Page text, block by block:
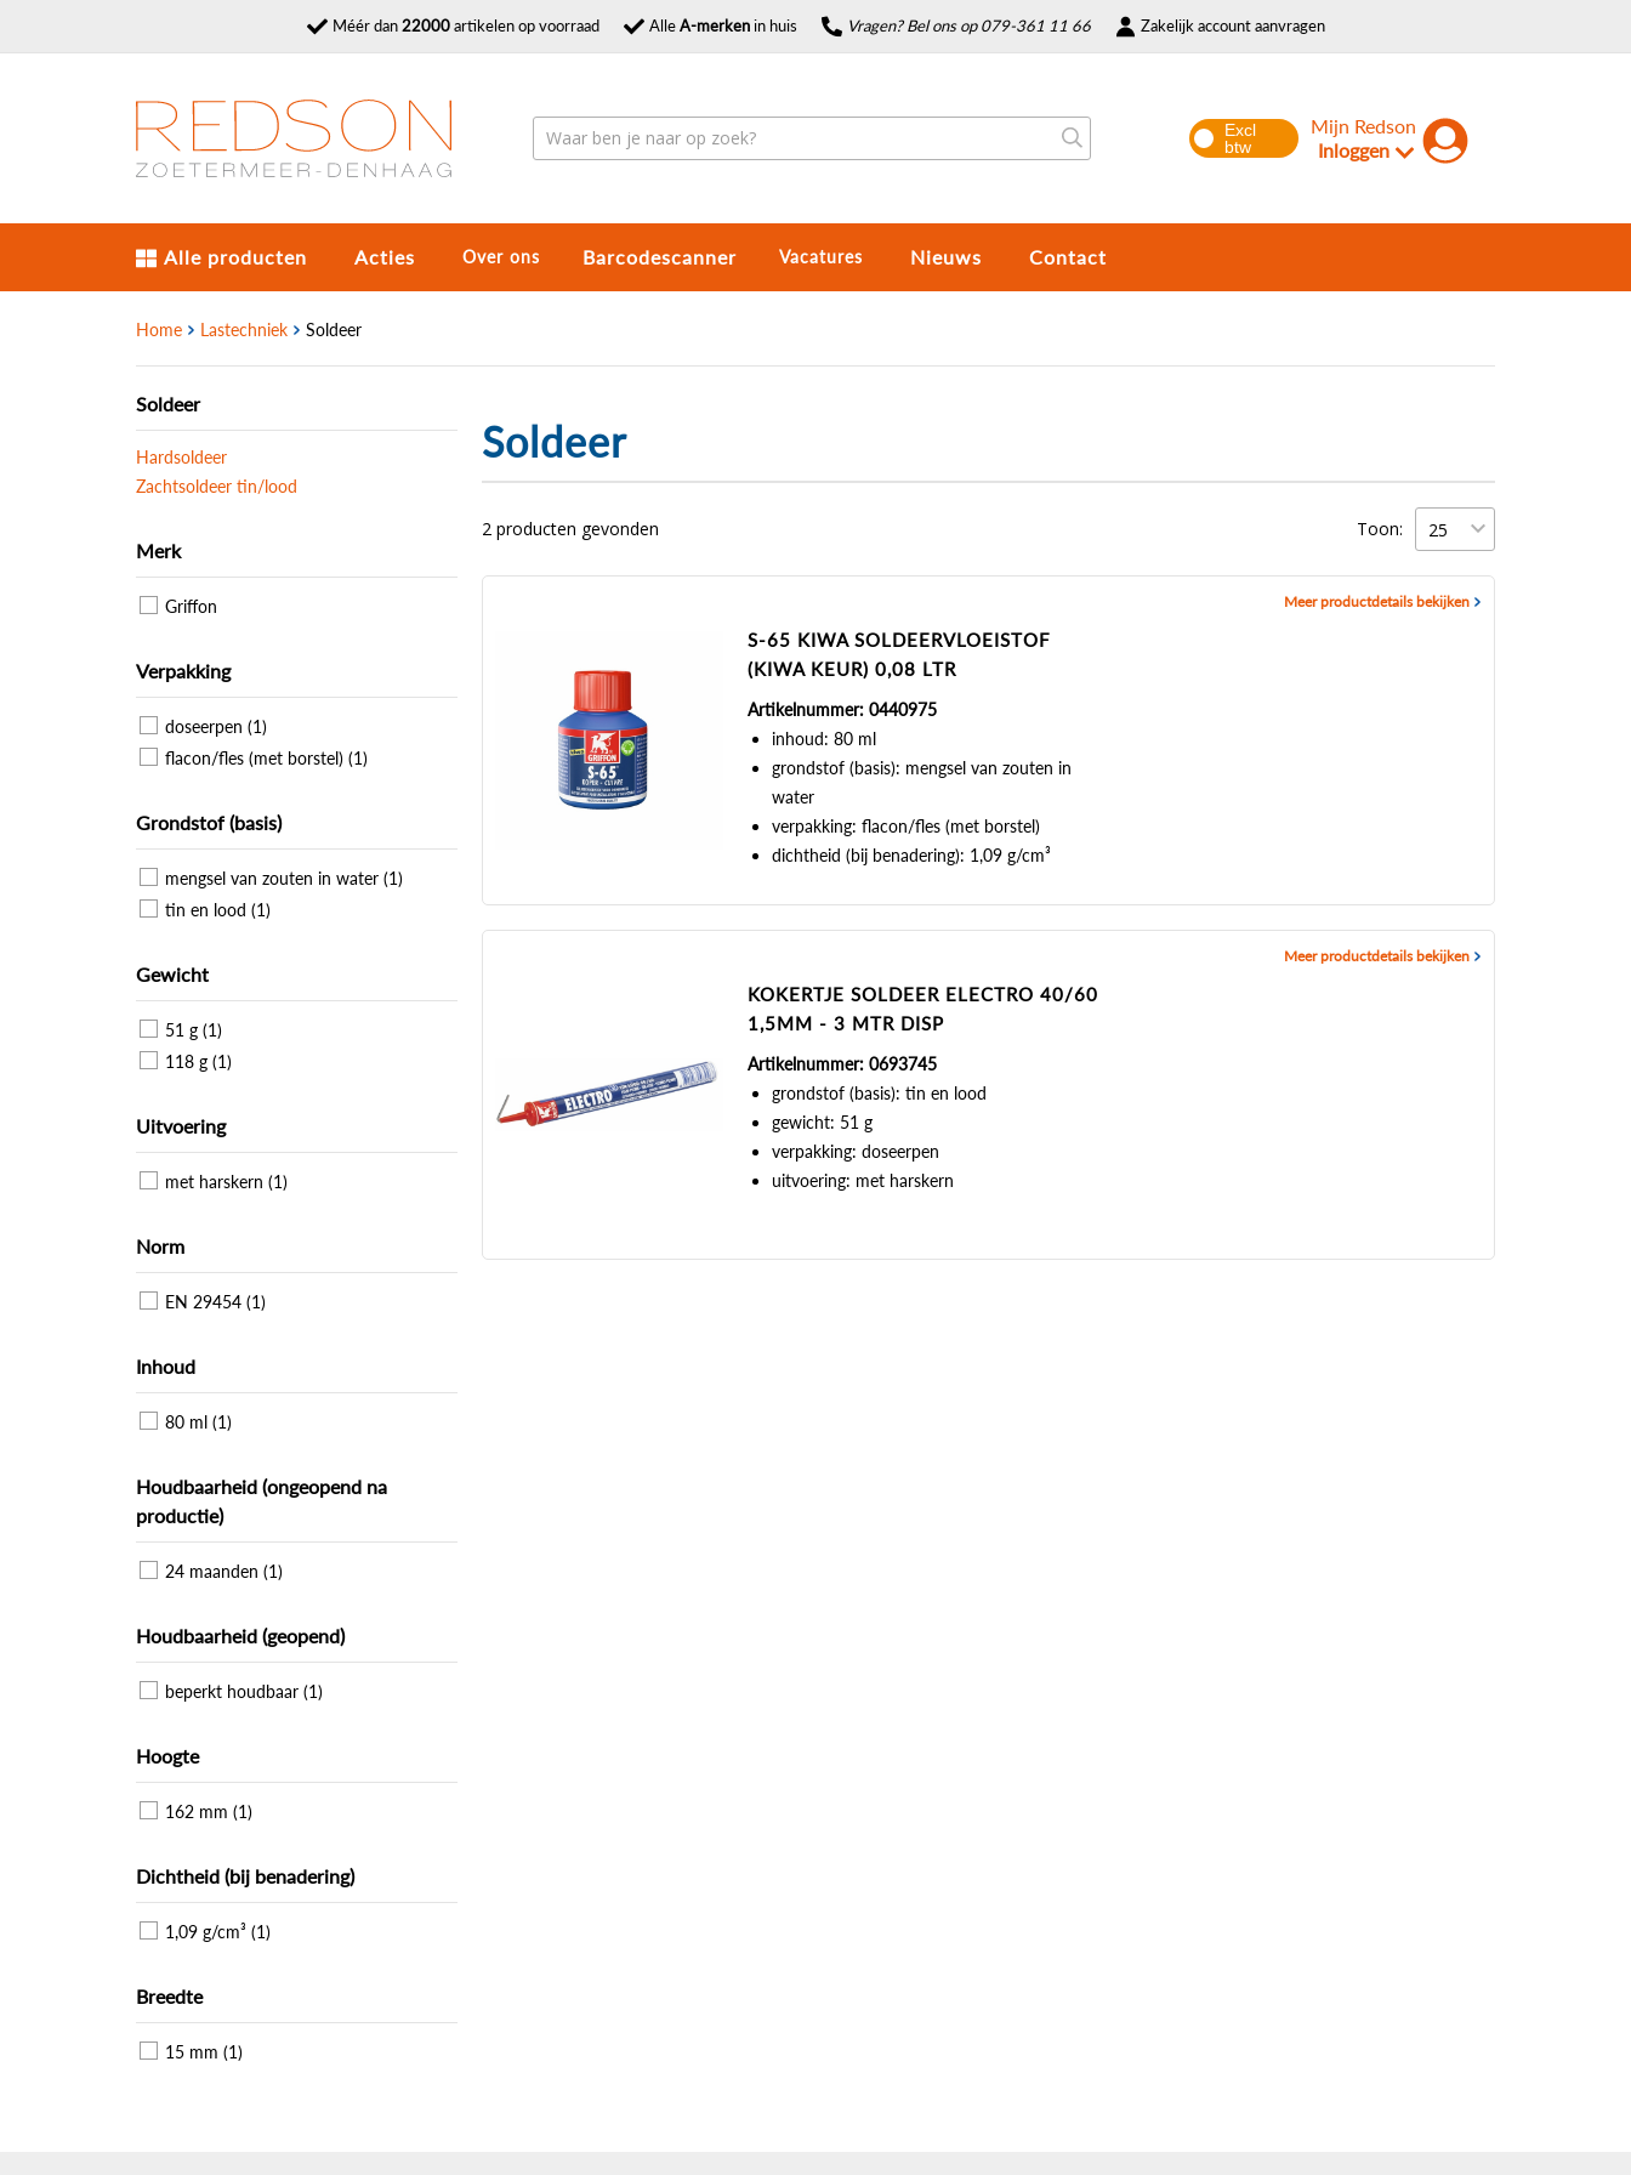
Méér dan22000artikelen op voorraad AlleA-merkenin huis Vragen? Bel ons op 079-361 11 66 Zakelijk account aanvragen
Mijn Redson
Inloggen
Alle producten Acties Over ons Barcodescanner Vacatures Nieuws Contact
Home Lastechniek Soldeer
Soldeer
Hardsoldeer
Zachtsoldeer tin/lood
Merk
Griffon
Verpakking
doseerpen (1)
flacon/fles (met borstel) (1)
Grondstof (basis)
mengsel van zouten in water (1)
tin en lood (1)
Gewicht
51 g (1)
118 g (1)
Uitvoering
met harskern (1)
Norm
EN 29454 (1)
Inhoud
80 ml (1)
Houdbaarheid (ongeopend na
productie)
24 maanden (1)
Houdbaarheid (geopend)
beperkt houdbaar (1)
Hoogte
162 mm (1)
Dichtheid (bij benadering)
1,09 g/cm³ (1)
Breedte
15 mm (1)
Soldeer
2 producten gevonden Toon:
S-65 KIWA SOLDEERVLOEISTOF
(KIWA KEUR) 0,08 LTR
Artikelnummer: 0440975
inhoud: 80 ml
grondstof (basis): mengsel van zouten in
water
verpakking: flacon/fles (met borstel)
dichtheid (bij benadering): 1,09 g/cm³
Meer productdetails bekijken
KOKERTJE SOLDEER ELECTRO 40/60
1,5MM - 3 MTR DISP
Artikelnummer: 0693745
grondstof (basis): tin en lood
gewicht: 51 g
verpakking: doseerpen
uitvoering: met harskern
Meer productdetails bekijken